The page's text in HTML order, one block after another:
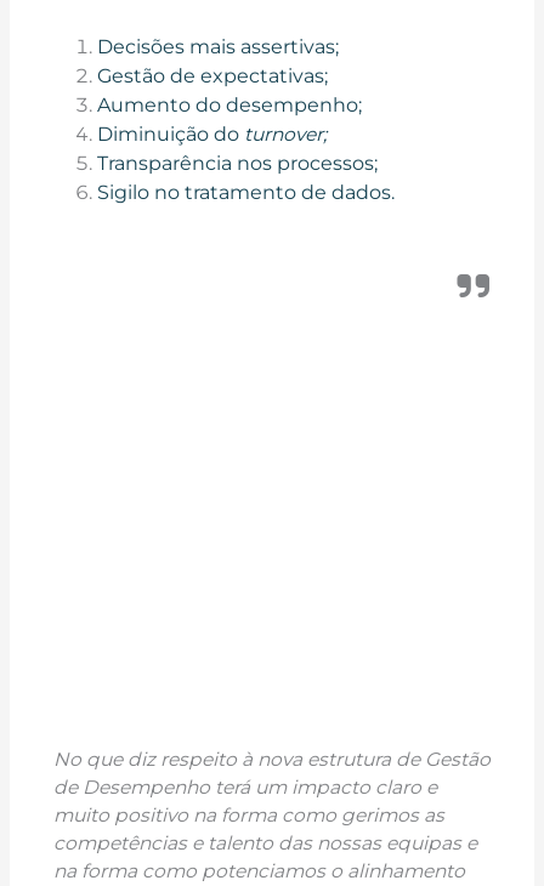
Decisões mais assertivas;
Gestão de expectativas;
Aumento do desempenho;
Diminuição do turnover;
Transparência nos processos;
Sigilo no tratamento de dados.
No que diz respeito à nova estrutura de Gestão
de Desempenho terá um impacto claro e
muito positivo na forma como gerimos as
competências e talento das nossas equipas e
na forma como potenciamos o alinhamento